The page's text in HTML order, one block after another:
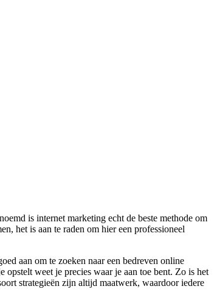
is internet marketing echt de beste methode om
het is aan te raden om hier een professioneel
aan om te zoeken naar een bedreven online
opstelt weet je precies waar je aan toe bent. Zo is het
strategieën zijn altijd maatwerk, waardoor iedere